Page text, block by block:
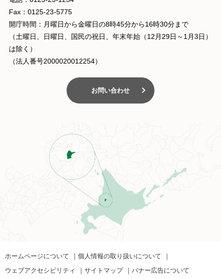
Fax：0125-23-5775
開庁時間：月曜日から金曜日の8時45分から16時30分まで
（土曜日、日曜日、国民の祝日、年末年始（12月29日～1月3日）
は除く）
（法人番号2000020012254）
お問い合わせ
ホームページについて
個人情報の取り扱いについて
ウェブアクセシビリティ
サイトマップ バナー広告について